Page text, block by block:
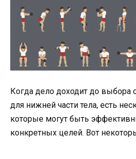
Когда дело доходит до выбора
для нижней части тела, есть
которые могут быть
конкретных целей. Вот